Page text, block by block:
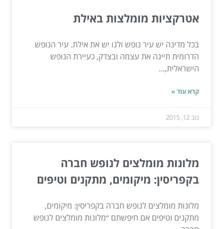
אטרקציות מומלצות באילת
בכל מדינה יש עיר נופש ולנו יש את אילת. עיר הנופש
הדרומית תייגה את עצמה ובצדק, כעיירת הנופש
הישראלית,...
קרא עוד »
נוב 12, 2015
מלונות מומלצים לנופש חברה
בקפריסין: מיקומים, מתקנים וטיפים
מלונות מומלצים לנופש חברה בקפריסין: מיקומים,
מתקנים וטיפים אם חיפשתם ״מלונות מומלצים לנופש